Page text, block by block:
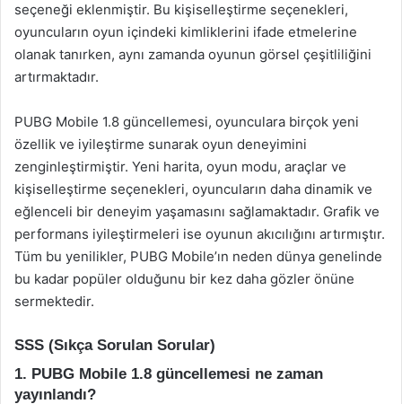
seçeneği eklenmiştir. Bu kişiselleştirme seçenekleri,
oyuncuların oyun içindeki kimliklerini ifade etmelerine
olanak tanırken, aynı zamanda oyunun görsel çeşitliliğini
artırmaktadır.
PUBG Mobile 1.8 güncellemesi, oyunculara birçok yeni
özellik ve iyileştirme sunarak oyun deneyimini
zenginleştirmiştir. Yeni harita, oyun modu, araçlar ve
kişiselleştirme seçenekleri, oyuncuların daha dinamik ve
eğlenceli bir deneyim yaşamasını sağlamaktadır. Grafik ve
performans iyileştirmeleri ise oyunun akıcılığını artırmıştır.
Tüm bu yenilikler, PUBG Mobile’ın neden dünya genelinde
bu kadar popüler olduğunu bir kez daha gözler önüne
sermektedir.
SSS (Sıkça Sorulan Sorular)
1. PUBG Mobile 1.8 güncellemesi ne zaman
yayınlandı?